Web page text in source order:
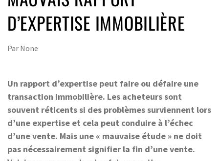
D’EXPERTISE IMMOBILIÈRE
Par None
Un rapport d’expertise peut faire ou défaire une
transaction immobilière. Les acheteurs sont
souvent réticents si des problèmes surviennent lors
d’une expertise et cela peut conduire à l’échec
d’une vente. Mais une « mauvaise étude » ne doit
pas nécessairement signifier la fin d’une vente.